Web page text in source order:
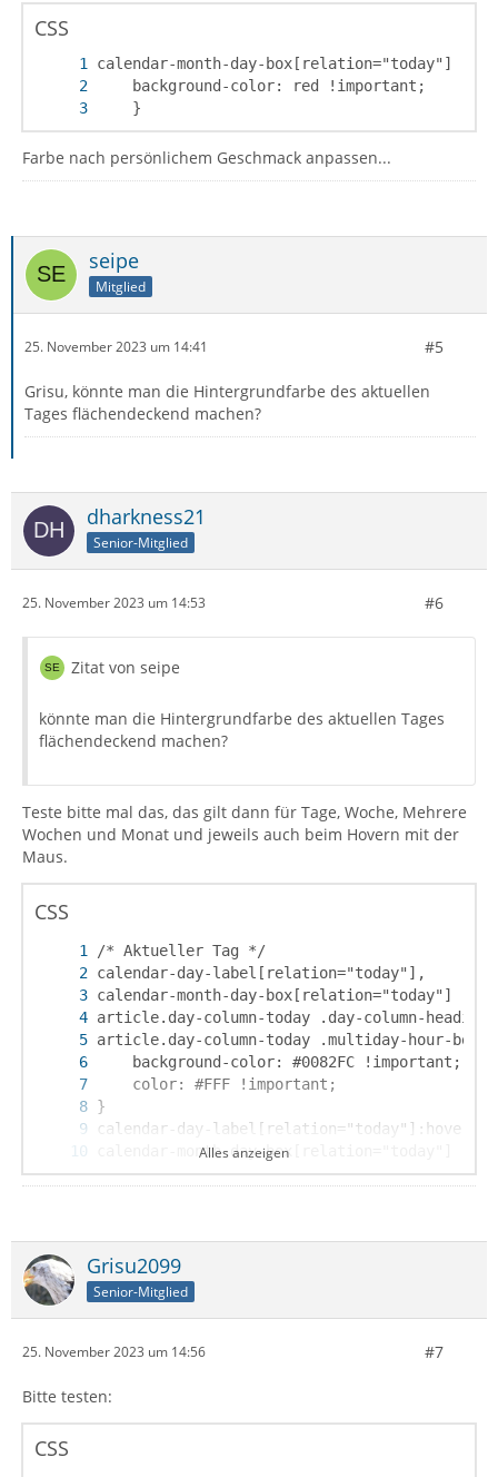
CSS
    }
Farbe nach persönlichem Geschmack anpassen...
seipe
Mitglied
25. November 2023 um 14:41 #5
Grisu, könnte man die Hintergrundfarbe des aktuellen
Tages flächendeckend machen?
dharkness21
Senior-Mitglied
25. November 2023 um 14:53 #6
Zitat von seipe
könnte man die Hintergrundfarbe des aktuellen Tages
flächendeckend machen?
Teste bitte mal das, das gilt dann für Tage, Woche, Mehrere
Wochen und Monat und jeweils auch beim Hovern mit der
Maus.
CSS
}
Alles anzeigen
Grisu2099
Senior-Mitglied
25. November 2023 um 14:56 #7
Bitte testen:
CSS